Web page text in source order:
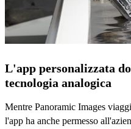
L'app personalizzata
tecnologia analogica
Mentre Panoramic Images
l'app ha anche permesso